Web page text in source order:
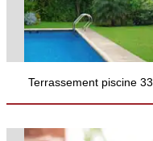
Terrassement piscine 33